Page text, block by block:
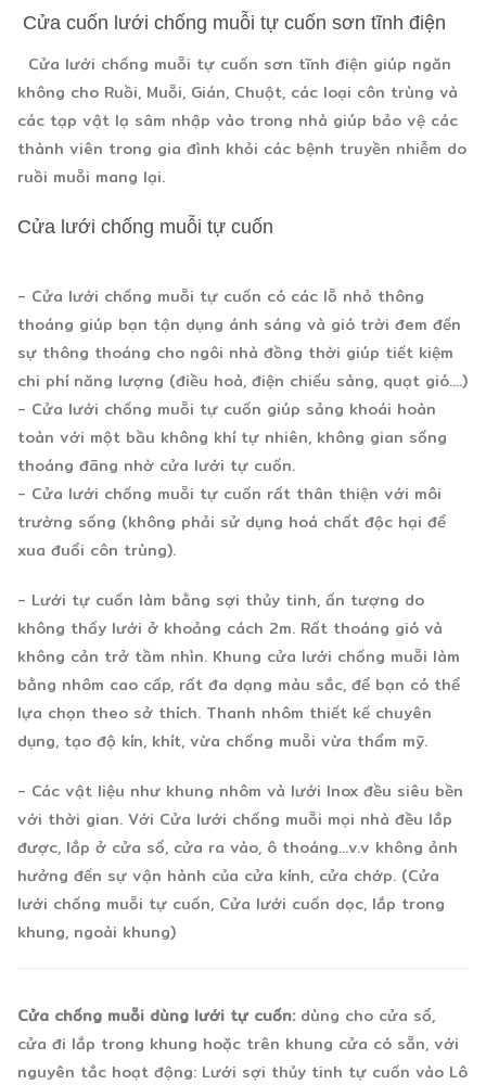
Cửa cuốn lưới chống muỗi tự cuốn sơn tĩnh điện
Cửa lưới chống muỗi tự cuốn sơn tĩnh điện giúp ngăn
không cho Ruồi, Muỗi, Gián, Chuột, các loại côn trùng và
các tạp vật lạ sâm nhập vào trong nhà giúp bảo vệ các
thành viên trong gia đình khỏi các bệnh truyền nhiễm do
ruồi muỗi mang lại.
Cửa lưới chống muỗi tự cuốn
- Cửa lưới chống muỗi tự cuốn có các lỗ nhỏ thông
thoáng giúp bạn tận dụng ánh sáng và gió trời đem đến
sự thông thoáng cho ngôi nhà đồng thời giúp tiết kiệm
chi phí năng lượng (điều hoà, điện chiếu sàng, quạt gió....)
- Cửa lưới chống muỗi tự cuốn giúp sảng khoái hoàn
toàn với một bầu không khí tự nhiên, không gian sống
thoáng đãng nhờ cửa lưới tự cuốn.
- Cửa lưới chống muỗi tự cuốn rất thân thiện với môi
trường sống (không phải sử dụng hoá chất độc hại để
xua đuổi côn trùng).
- Lưới tự cuốn làm bằng sợi thủy tinh, ấn tượng do
không thấy lưới ở khoảng cách 2m. Rất thoáng gió và
không cản trở tầm nhìn. Khung cửa lưới chống muỗi làm
bằng nhôm cao cấp, rất đa dạng màu sắc, để bạn có thể
lựa chọn theo sở thích. Thanh nhôm thiết kế chuyên
dụng, tạo độ kín, khít, vừa chống muỗi vừa thẩm mỹ.
- Các vật liệu như khung nhôm và lưới Inox đều siêu bền
với thời gian. Với Cửa lưới chống muỗi mọi nhà đều lắp
được, lắp ở cửa sổ, cửa ra vào, ô thoáng...v.v không ảnh
hưởng đến sự vận hành của cửa kính, cửa chớp. (Cửa
lưới chống muỗi tự cuốn, Cửa lưới cuốn dọc, lắp trong
khung, ngoài khung)
Cửa chống muỗi dùng lưới tự cuốn: dùng cho cửa sổ,
cửa đi lắp trong khung hoặc trên khung cửa có sẵn, với
nguyên tắc hoạt động: Lưới sợi thủy tinh tự cuốn vào Lô